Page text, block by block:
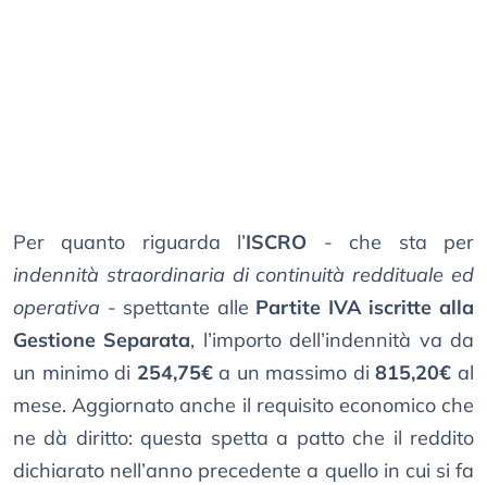
Per quanto riguarda l’ISCRO - che sta per
indennità straordinaria di continuità reddituale ed
operativa - spettante alle Partite IVA iscritte alla
Gestione Separata, l’importo dell’indennità va da
un minimo di 254,75€a un massimo di815,20€ al
mese. Aggiornato anche il requisito economico che
ne dà diritto: questa spetta a patto che il reddito
dichiarato nell’anno precedente a quello in cui si fa